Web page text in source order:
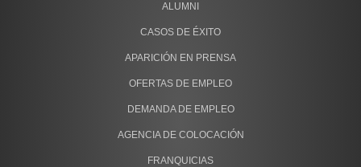
ALUMNI
CASOS DE ÉXITO
APARICIÓN EN PRENSA
OFERTAS DE EMPLEO
DEMANDA DE EMPLEO
AGENCIA DE COLOCACIÓN
FRANQUICIAS